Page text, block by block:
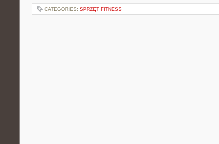
CATEGORIES: SPRZĘT FITNESS